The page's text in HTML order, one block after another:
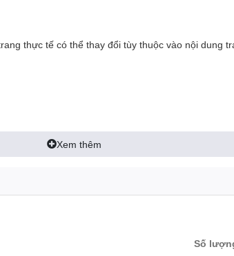
thực tế có thể thay đổi tùy thuộc vào nội dung
Xem thêm
Số